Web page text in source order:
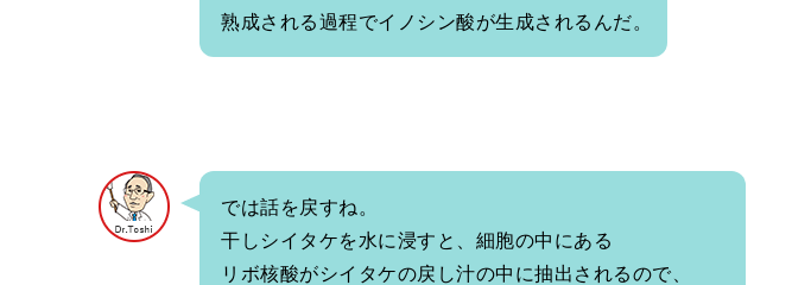
熟成される過程でイノシン酸が生成されるんだ。
では話を戻すね。
干しシイタケを水に浸すと、細胞の中にある
リボ核酸がシイタケの戻し汁の中に抽出されるので、